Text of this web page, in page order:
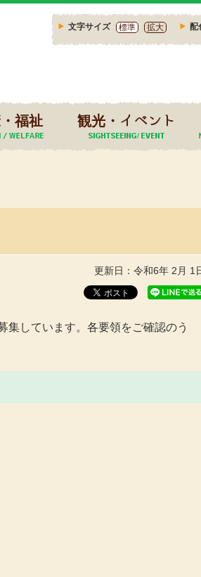
文字サイズ 標準 拡大 配
福祉 観光・イベント
更新日：令和6年 2月 1
集しています。各要領をご確認のう